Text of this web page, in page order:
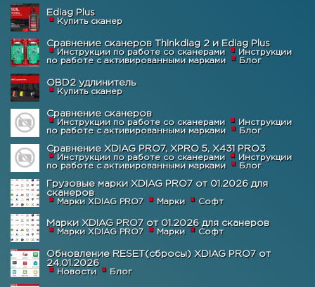
Ediag Plus
Купить сканер
Сравнение сканеров Thinkdiag 2 и Ediag Plus
Инструкции по работе со сканерами
Инструкции
по работе с активированными марками
Блог
OBD2 удлинитель
Купить сканер
Сравнение сканеров
Инструкции по работе со сканерами
Инструкции
по работе с активированными марками
Блог
Сравнение XDIAG PRO7, XPRO 5, X431 PRO3
Инструкции по работе со сканерами
Инструкции
по работе с активированными марками
Блог
Грузовые марки XDIAG PRO7 от 01.2026 для
сканеров
Марки XDIAG PRO7 Марки Софт
Марки XDIAG PRO7 от 01.2026 для сканеров
Марки XDIAG PRO7 Марки Софт
Обновление RESET(сбросы) XDIAG PRO7 от
24.01.2026
Новости Блог